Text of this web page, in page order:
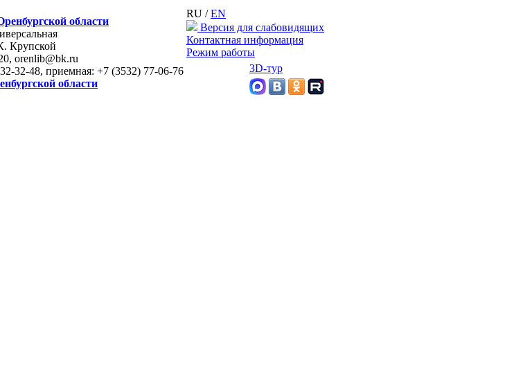
области
Крупской
orenlib@bk.ru
32-48, приемная: +7 (3532) 77-06-76
области
RU /EN
Версия для слабовидящих
Контактная информация
Режим работы
3D-тур